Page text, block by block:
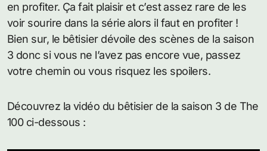
en profiter. Ça fait plaisir et c’est assez rare de les
voir sourire dans la série alors il faut en profiter !
Bien sur, le bêtisier dévoile des scènes de la saison
3 donc si vous ne l’avez pas encore vue, passez
votre chemin ou vous risquez les spoilers.
Découvrez la vidéo du bêtisier de la saison 3 de The
100 ci-dessous :